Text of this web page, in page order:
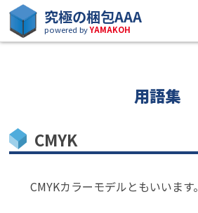
究極の梱包AAA
powered byYAMAKOH
用語集
CMYK
CMYKカラーモデルともいいます。